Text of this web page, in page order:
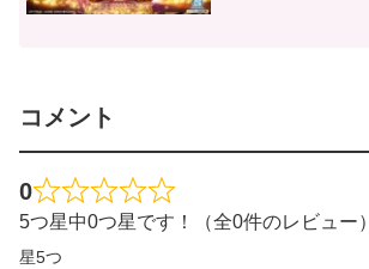
コメント
0
5つ星中0つ星です！（全0件のレビュー）
星5つ